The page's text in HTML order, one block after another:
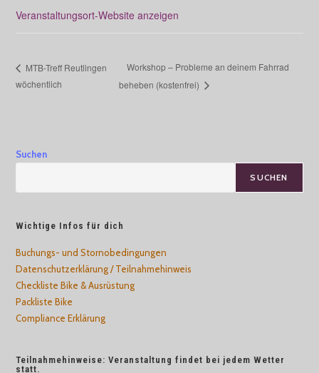
Veranstaltungsort-Website anzeigen
MTB-Treff Reutlingen
wöchentlich
Workshop – Probleme an deinem Fahrrad
beheben (kostenfrei)
Suchen
SUCHEN
Wichtige Infos für dich
Buchungs- und Stornobedingungen
Datenschutzerklärung / Teilnahmehinweis
Checkliste Bike & Ausrüstung
Packliste Bike
Compliance Erklärung
Teilnahmehinweise: Veranstaltung findet bei jedem Wetter
statt.